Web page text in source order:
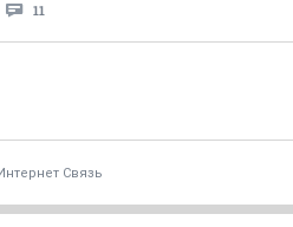
11
Связь